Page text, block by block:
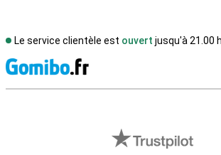
Le service clientèle est ouvert jusqu'à 21.00